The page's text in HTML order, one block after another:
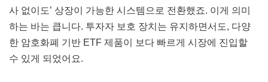
사 없이도’ 상장이 가능한 시스템으로 전환했죠. 이게 의미
하는 바는 큽니다. 투자자 보호 장치는 유지하면서도, 다양
한 암호화폐 기반 ETF 제품이 보다 빠르게 시장에 진입할
수 있게 되었어요.